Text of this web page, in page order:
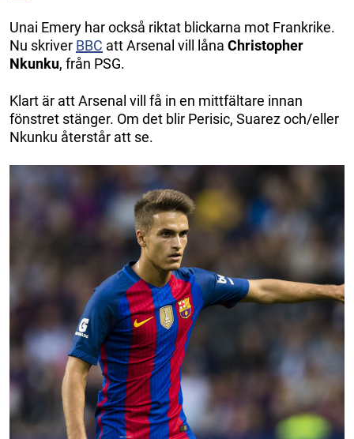
Unai Emery har också riktat blickarna mot Frankrike.
Nu skriver BBC att Arsenal vill låna Christopher
Nkunku, från PSG.
Klart är att Arsenal vill få in en mittfältare innan
fönstret stänger. Om det blir Perisic, Suarez och/eller
Nkunku återstår att se.